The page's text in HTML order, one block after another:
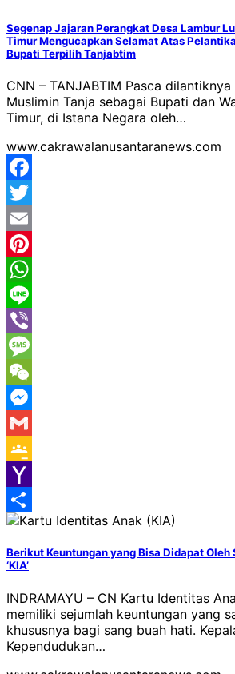
Segenap Jajaran Perangkat Desa Lambur
Timur Mengucapkan Selamat Atas
Bupati Terpilih Tanjabtim
CNN – TANJABTIM Pasca
Muslimin Tanja sebagai Bupati dan
Timur, di Istana Negara oleh…
www.cakrawalanusantaranews.com
Facebook
Twitter
Email
Pinterest
WhatsApp
Line
Viber
Message
WeChat
Messenger
Gmail
Google
Classroom
Yahoo
Mail
Share
Berikut Keuntungan yang Bisa Didapat Oleh
‘KIA’
INDRAMAYU – CN Kartu Identitas
memiliki sejumlah keuntungan yang
khususnya bagi sang buah hati.
Kependudukan…